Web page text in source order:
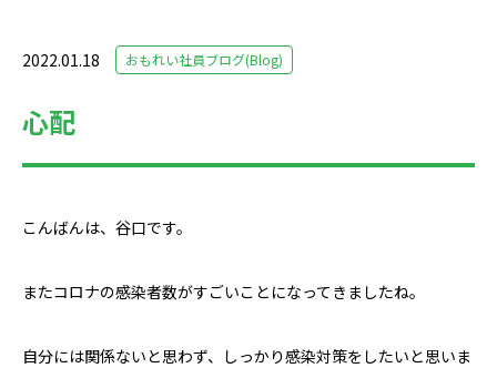
2022.01.18 おもれい社員ブログ(Blog)
心配
こんばんは、谷口です。
またコロナの感染者数がすごいことになってきましたね。
自分には関係ないと思わず、しっかり感染対策をしたいと思いま